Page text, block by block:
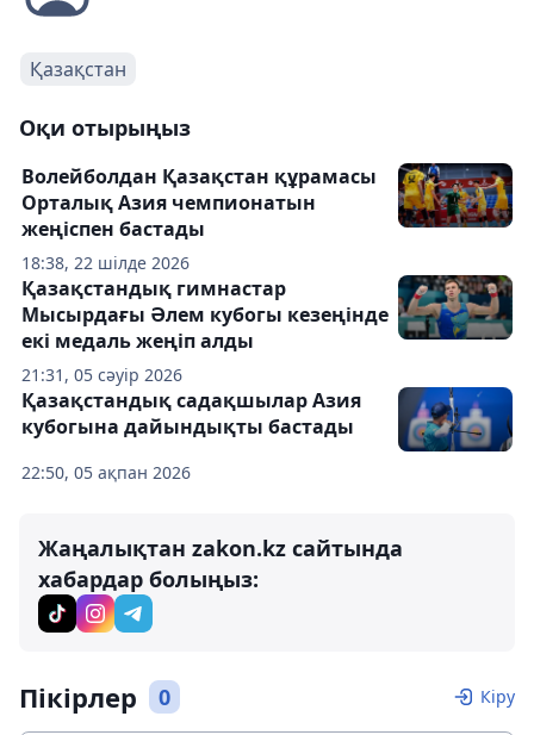
Қазақстан
Оқи отырыңыз
18:38, 22 шілде 2026
Волейболдан Қазақстан құрамасы
Орталық Азия чемпионатын
жеңіспен бастады
21:31, 05 сәуір 2026
Қазақстандық гимнастар
Мысырдағы Әлем кубогы кезеңінде
екі медаль жеңіп алды
22:50, 05 ақпан 2026
Қазақстандық садақшылар Азия
кубогына дайындықты бастады
Жаңалықтан zakon.kz сайтында
хабардар болыңыз:
Пікірлер 0 Кіру